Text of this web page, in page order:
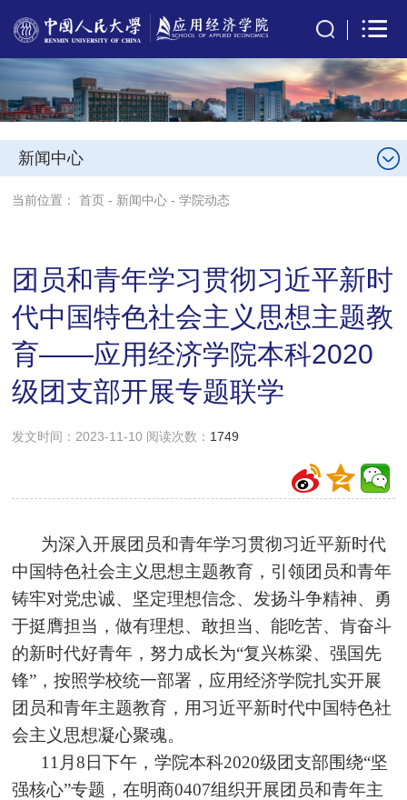
新闻中心
当前位置：首页 - 新闻中心 -学院动态
团员和青年学习贯彻习近平新时
代中国特色社会主义思想主题教
育——应用经济学院本科2020
级团支部开展专题联学
发文时间：2023-11-10 阅读次数： 1749
为深入开展团员和青年学习贯彻习近平新时代
中国特色社会主义思想主题教育，引领团员和青年
铸牢对党忠诚、坚定理想信念、发扬斗争精神、勇
于挺膺担当，做有理想、敢担当、能吃苦、肯奋斗
的新时代好青年，努力成长为“复兴栋梁、强国先
锋”，按照学校统一部署，应用经济学院扎实开展
团员和青年主题教育，用习近平新时代中国特色社
会主义思想凝心聚魂。
11月8日下午，学院本科2020级团支部围绕“坚
强核心”专题，在明商0407组织开展团员和青年主